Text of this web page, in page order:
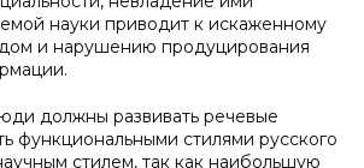
науки приводит к искаженному
и нарушению продуцирования
должны развивать речевые
функциональными стилями русского
стилем, так как наибольшую